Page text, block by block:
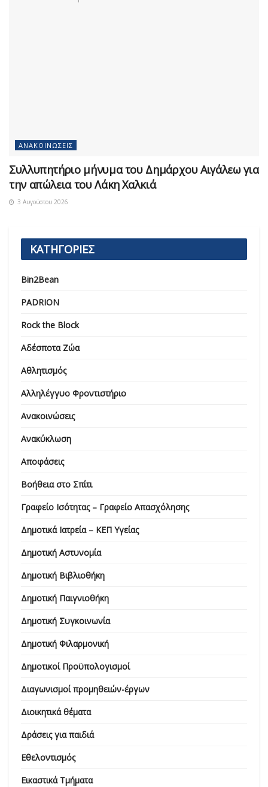
ΑΝΑΚΟΙΝΏΣΕΙΣ
Συλλυπητήριο μήνυμα του Δημάρχου Αιγάλεω για
την απώλεια του Λάκη Χαλκιά
3 Αυγούστου 2026
ΚΑΤΗΓΟΡΙΕΣ
Bin2Bean
PADRION
Rock the Block
Αδέσποτα Ζώα
Αθλητισμός
Αλληλέγγυο Φροντιστήριο
Ανακοινώσεις
Ανακύκλωση
Αποφάσεις
Βοήθεια στο Σπίτι
Γραφείο Ισότητας – Γραφείο Απασχόλησης
Δημοτικά Ιατρεία – ΚΕΠ Υγείας
Δημοτική Αστυνομία
Δημοτική Βιβλιοθήκη
Δημοτική Παιγνιοθήκη
Δημοτική Συγκοινωνία
Δημοτική Φιλαρμονική
Δημοτικοί Προϋπολογισμοί
Διαγωνισμοί προμηθειών-έργων
Διοικητικά θέματα
Δράσεις για παιδιά
Εθελοντισμός
Εικαστικά Τμήματα